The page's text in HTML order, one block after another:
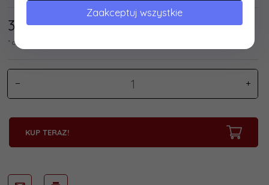
3, 25 / 4,00 PLN*
* cena netto / brutto
KUP TERAZ!
Zaakceptuj wszystkie